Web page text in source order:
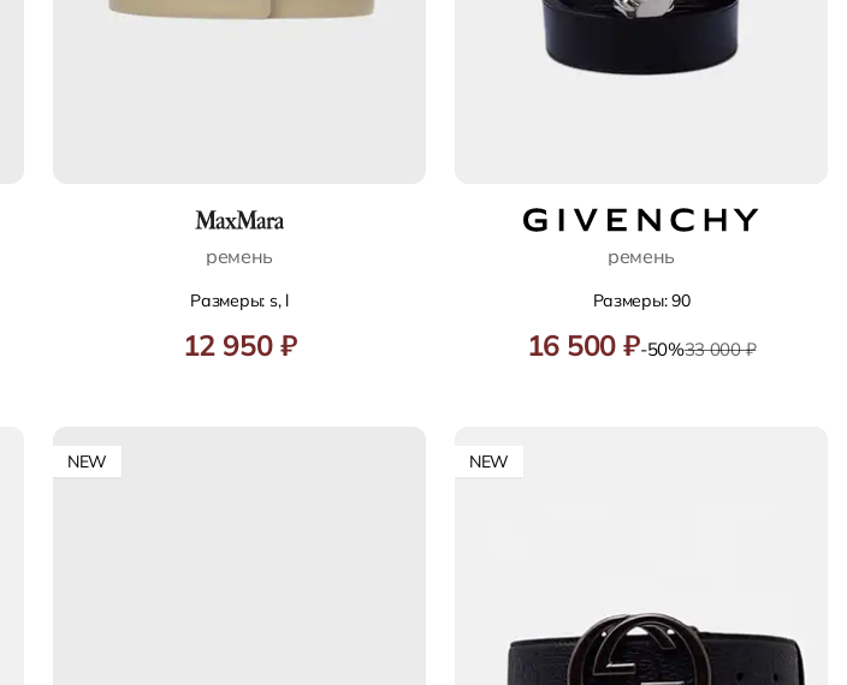
ремень
Размеры: s, l
12 950 ₽
ремень
Размеры: 90
16 500 ₽-50%33 000 ₽
NEW NEW